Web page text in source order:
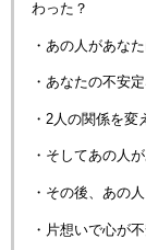
わった？
・あの人があな
・あなたの不安
・2人の関係を
・そしてあの人
・その後、あの
・片想いで心が